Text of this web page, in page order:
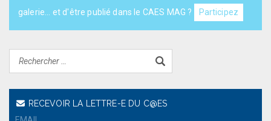
galerie... et d'être publié dans le CAES MAG ? Participez
RECEVOIR LA LETTRE-E DU C@ES